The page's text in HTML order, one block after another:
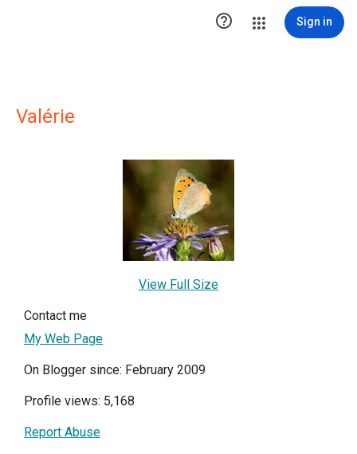
 Sign in
Valérie
View Full Size
Contact me
My Web Page
On Blogger since: February 2009
Profile views: 5,168
Report Abuse